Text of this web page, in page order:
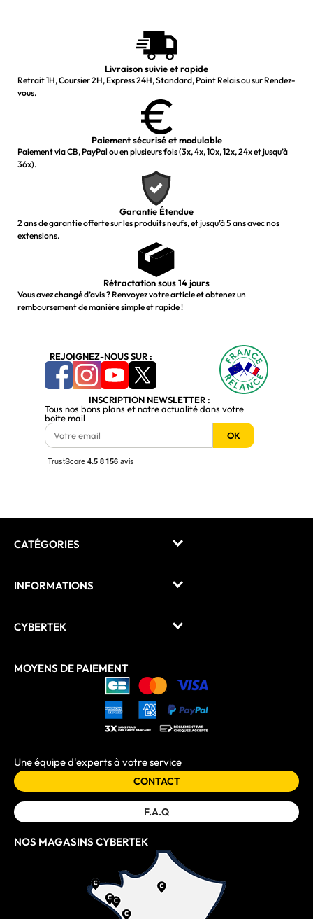
Livraison suivie et rapide
Retrait 1H, Coursier 2H, Express 24H, Standard, Point Relais ou sur Rendez-
vous.
Paiement sécurisé et modulable
Paiement via CB, PayPal ou en plusieurs fois (3x, 4x, 10x, 12x, 24x et jusqu’à
36x).
Garantie Étendue
2 ans de garantie offerte sur les produits neufs, et jusqu’à 5 ans avec nos
extensions.
Rétractation sous 14 jours
Vous avez changé d’avis ? Renvoyez votre article et obtenez un
remboursement de manière simple et rapide !
REJOIGNEZ-NOUS SUR :
INSCRIPTION NEWSLETTER :
Tous nos bons plans et notre actualité dans votre
boite mail
OK
CATÉGORIES
INFORMATIONS
CYBERTEK
MOYENS DE PAIEMENT
Une équipe d'experts à votre service
CONTACT
F.A.Q
NOS MAGASINS CYBERTEK